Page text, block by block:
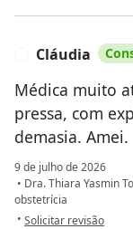
Cláudia
Médica muito
pressa, com
demasia. Amei.
9 de julho de 2026
• Dra. Thiara Yasmin
obstetrícia
• na opinião do
Solicitar revisão